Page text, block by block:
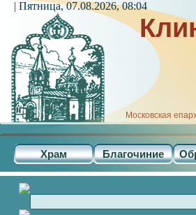
Московская
Храм Благочиние
| Пятница, 07.08.2026, 08:04